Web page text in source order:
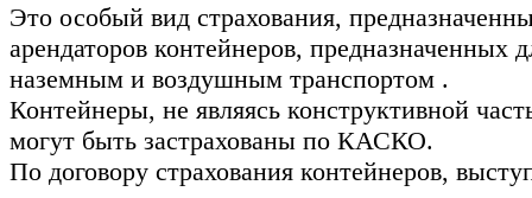
Это особый вид страхования,
арендаторов контейнеров, предназначенных
наземным и воздушным транспортом .
Контейнеры, не являясь конструктивной
могут быть застрахованы по КАСКО.
По договору страхования контейнеров,